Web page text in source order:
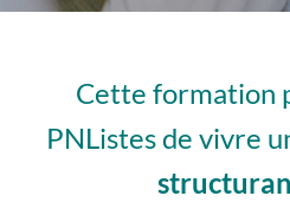
Cette formation
PNListes de vivre